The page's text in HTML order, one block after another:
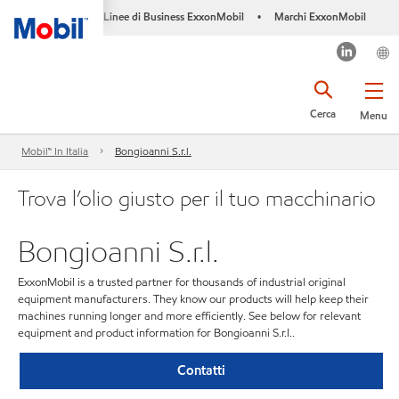
Linee di Business ExxonMobil • Marchi ExxonMobil
Menu
Cerca
Mobil™ In Italia Bongioanni S.r.l.
Trova l’olio giusto per il tuo macchinario
Bongioanni S.r.l.
ExxonMobil is a trusted partner for thousands of industrial original
equipment manufacturers. They know our products will help keep their
machines running longer and more efficiently. See below for relevant
equipment and product information for Bongioanni S.r.l..
Contatti